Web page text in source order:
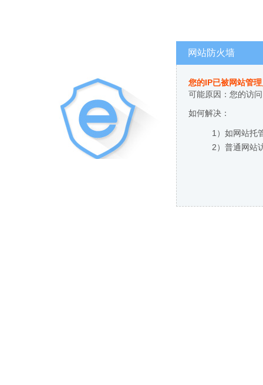
网站防火墙
您的IP已被网站管
可能原因：您的访
如何解决：
1）如网站托
2）普通网站